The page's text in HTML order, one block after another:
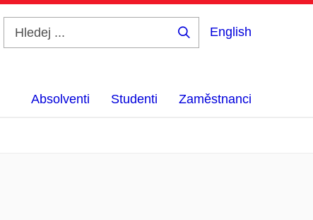
English
Absolventi Studenti Zaměstnanci